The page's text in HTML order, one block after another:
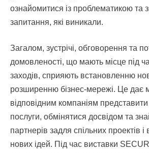
ознайомитися із проблематикою та
запитання, які виникали.
Загалом, зустрічі, обговорення та
домовленості, що мають місце під
заходів, сприяють встановленню
розширенню бізнес-мережі. Це дає
відповідним компаніям представити
послуги, обмінятися досвідом та
партнерів задля спільних проектів
нових ідей. Під час виставки